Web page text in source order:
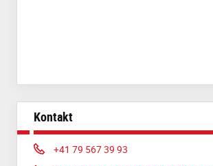
Kontakt
Phone:
+41 79 567 39 93